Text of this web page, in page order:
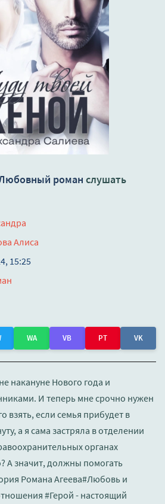
роман слушать
Алиса
15:25
WA VB PT VK
накануне Нового года и
И теперь мне срочно нужен
взять, если семья прибудет в
а я сама застряла в отделении
органах
А значит, должны помогать
Романа Агеева#Любовь и
#Герой - настоящий